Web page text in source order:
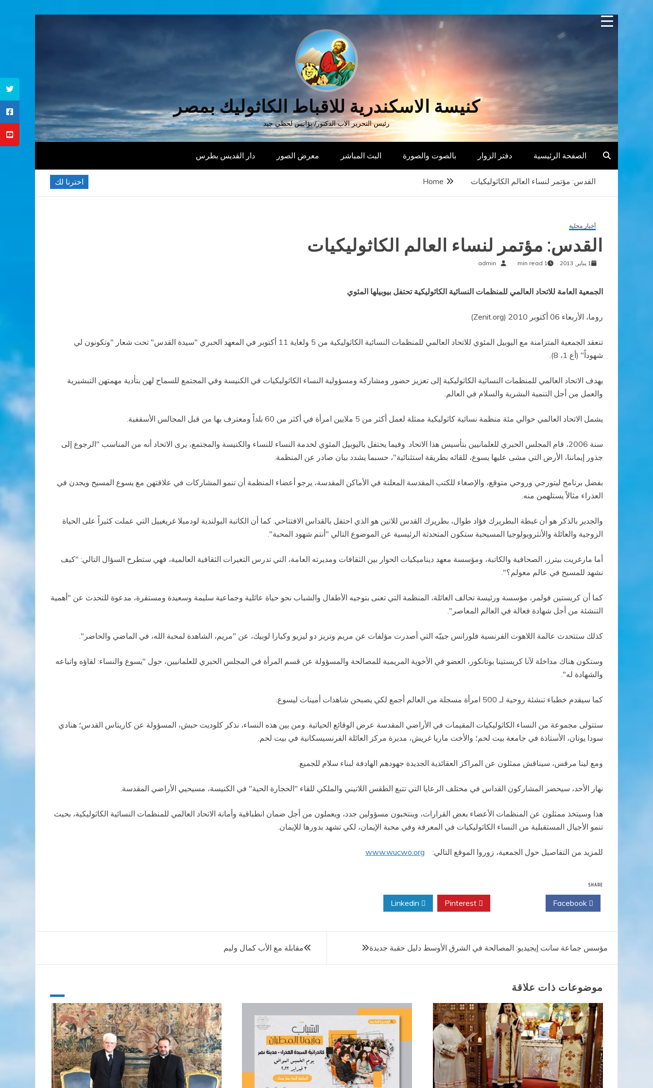
Skip
كنيسة الاسكندرية للاقباط الكاثوليك بمصر
رئيس التحرير الاب الدكتور/ يؤانس لحظي جيد
الصفحة الرئيسية دفتر الزوار بالصوت والصورة البث المباشر معرض الصور دار القديس بطرس
اخترنا لك Home القدس: مؤتمر لنساء العالم الكاثوليكيات
أخبار محلية
القدس: مؤتمر لنساء العالم الكاثوليكيات
1 يناير, 2013 1 min read
admin
الجمعية العامة للاتحاد العالمي للمنظمات النسائية الكاثوليكية تحتفل بيوبيلها المئوي
روما، الأربعاء 06 أكتوبر 2010 (Zenit.org)
تنعقد الجمعية المتزامنة مع اليوبيل المئوي للاتحاد العالمي للمنظمات النسائية الكاثوليكية من 5 ولغاية 11 أكتوبر في المعهد الحبري "سيدة القدس" تحت شعار "وتكونون لي
شهوداً" (أع 1، 8).
يهدف الاتحاد العالمي للمنظمات النسائية الكاثوليكية إلى تعزيز حضور ومشاركة ومسؤولية النساء الكاثوليكيات في الكنيسة وفي المجتمع للسماح لهن بتأدية مهمتهن التبشيرية
والعمل من أجل التنمية البشرية والسلام في العالم.
يشمل الاتحاد العالمي حوالي مئة منظمة نسائية كاثوليكية ممثلة لعمل أكثر من 5 ملايين امرأة في أكثر من 60 بلداً ومعترف بها من قبل المجالس الأسقفية.
سنة 2006، قام المجلس الحبري للعلمانيين بتأسيس هذا الاتحاد. وفيما يحتفل باليوبيل المئوي لخدمة النساء للنساء والكنيسة والمجتمع، يرى الاتحاد أنه من المناسب "الرجوع إلى
جذور إيماننا، الأرض التي مشى عليها يسوع، للقائه بطريقة استثنائية"، حسبما يشدد بيان صادر عن المنظمة.
بفضل برنامج ليتورجي وروحي متوقع، والإصغاء للكتب المقدسة المعلنة في الأماكن المقدسة، يرجو أعضاء المنظمة أن تنمو المشاركات في علاقتهن مع يسوع المسيح ويجدن في
العذراء مثالاً يستلهمن منه.
والجدير بالذكر هو أن غبطة البطريرك فؤاد طوال، بطريرك القدس للاتين هو الذي احتفل بالقداس الافتتاحي. كما أن الكاتبة البولندية لودميلا غريغييل التي عملت كثيراً على الحياة
الزوجية والعائلة والأنثروبولوجيا المسيحية ستكون المتحدثة الرئيسية عن الموضوع التالي "أنتم شهود المحبة".
أما مارغريت بيترز، الصحافية والكاتبة، ومؤسسة معهد ديناميكيات الحوار بين الثقافات ومديرته العامة، التي تدرس التغيرات الثقافية العالمية، فهي ستطرح السؤال التالي: "كيف
نشهد للمسيح في عالم معولم؟".
كما أن كريستين فولمر، مؤسسة ورئيسة تحالف العائلة، المنظمة التي تعنى بتوجيه الأطفال والشباب نحو حياة عائلية وجماعية سليمة وسعيدة ومستقرة، مدعوة للتحدث عن "أهمية
التنشئة من أجل شهادة فعالة في العالم المعاصر".
كذلك ستتحدث عالمة اللاهوت الفرنسية فلورانس جييّه التي أصدرت مؤلفات عن مريم وتريز دو ليزيو وكيارا لوبيك، عن "مريم، الشاهدة لمحبة الله، في الماضي والحاضر".
وستكون هناك مداخلة لآنا كريستينا بوتانكور، العضو في الأخوية المريمية للمصالحة والمسؤولة عن قسم المرأة في المجلس الحبري للعلمانيين، حول "يسوع والنساء: لقاؤه واتباعه
والشهادة له".
كما سيقدم خطباء تنشئة روحية لـ 500 امرأة مسجلة من العالم أجمع لكي يصبحن شاهدات أمينات ليسوع.
ستتولى مجموعة من النساء الكاثوليكيات المقيمات في الأراضي المقدسة عرض الوقائع الحياتية. ومن بين هذه النساء، نذكر كلوديت حبش، المسؤولة عن كاريتاس القدس؛ هنادي
سودا يونان، الأستاذة في جامعة بيت لحم؛ والأخت ماريا غريش، مديرة مركز العائلة الفرنسيسكانية في بيت لحم.
ومع لينا مرقس، سيناقش ممثلون عن المراكز العقائدية الجديدة جهودهم الهادفة لبناء سلام للجميع.
نهار الأحد، سيحضر المشاركون القداس في مختلف الرعايا التي تتبع الطقس اللاتيني والملكي للقاء "الحجارة الحية" في الكنيسة، مسيحيي الأراضي المقدسة.
هذا وسيتخذ ممثلون عن المنظمات الأعضاء بعض القرارات، وينتخبون مسؤولين جدد، ويعملون من أجل ضمان انطباقية وأمانة الاتحاد العالمي للمنظمات النسائية الكاثوليكية، بحيث
تنمو الأجيال المستقبلية من النساء الكاثوليكيات في المعرفة وفي محبة الإيمان، لكي تشهد بدورها للإيمان.
للمزيد من التفاصيل حول الجمعية، زوروا الموقع التالي: www.wucwo.org
SHARE
تصفّح
المقالات
مقابلة مع الأب كمال وليم مؤسس جماعة سانت إيجيديو: المصالحة في الشرق الأوسط دليل حقبة جديدة
موضوعات ذات علاقة